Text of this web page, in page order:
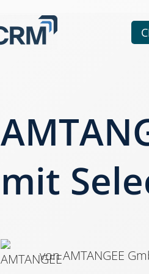
mit
von AMTANGEE